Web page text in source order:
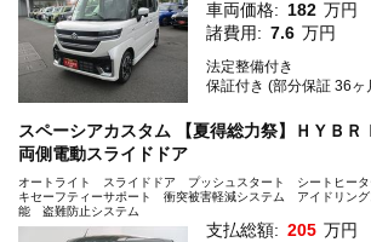
車両価格: 182 万円
諸費用: 7.6 万円
法定整備付き
保証付き (部分保証 36
スペーシアカスタム 【夏得総力祭】ＨＹＢ
両側電動スライドドア
オートライト スライドドア プッシュスタート シートヒー
キセーフティーサポート 衝突被害軽減システム アイドリン
能 盗難防止システム
支払総額: 205 万円